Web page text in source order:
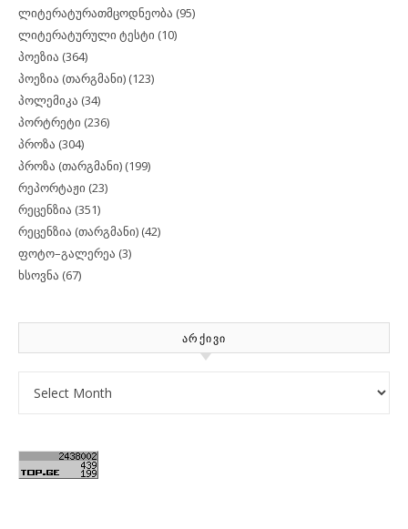
ლიტერატურათმცოდნეობა (95)
ლიტერატურული ტესტი (10)
პოეზია (364)
პოეზია (თარგმანი) (123)
პოლემიკა (34)
პორტრეტი (236)
პროზა (304)
პროზა (თარგმანი) (199)
რეპორტაჟი (23)
რეცენზია (351)
რეცენზია (თარგმანი) (42)
ფოტო–გალერეა (3)
ხსოვნა (67)
ᲐᲠᲥᲘᲕᲘ